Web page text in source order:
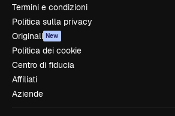
Termini e condizioni
Politica sulla privacy
Originali New
Politica dei cookie
Centro di fiducia
Affiliati
Aziende